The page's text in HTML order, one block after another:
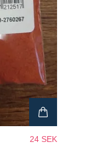
24 SEK